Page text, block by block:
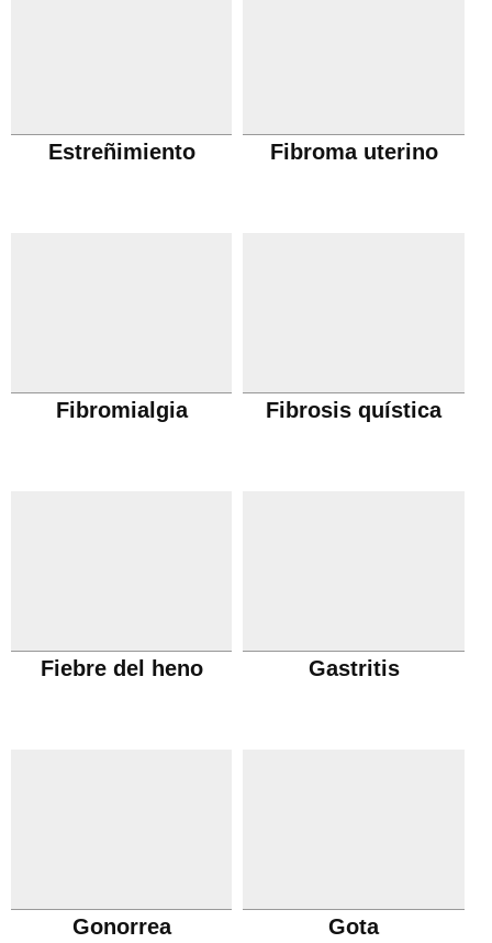
Estreñimiento Fibroma uterino
Fibromialgia Fibrosis quística
Fiebre del heno Gastritis
Gonorrea Gota